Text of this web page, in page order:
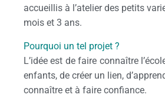
accueillis à l’atelier des petits
mois et 3 ans.
Pourquoi un tel projet ?
L’idée est de faire connaître
enfants, de créer un lien,
connaître et à faire confiance.